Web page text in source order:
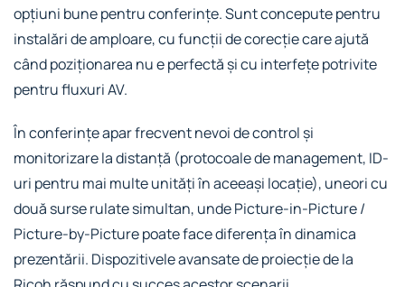
opțiuni bune pentru conferințe. Sunt concepute pentru
instalări de amploare, cu funcții de corecție care ajută
când poziționarea nu e perfectă și cu interfețe potrivite
pentru fluxuri AV.
În conferințe apar frecvent nevoi de control și
monitorizare la distanță (protocoale de management, ID-
uri pentru mai multe unități în aceeași locație), uneori cu
două surse rulate simultan, unde Picture-in-Picture /
Picture-by-Picture poate face diferența în dinamica
prezentării. Dispozitivele avansate de proiecție de la